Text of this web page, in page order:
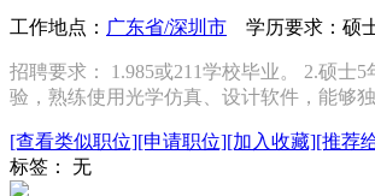
工作地点： 广东省/深圳市 学历要求：硕
招聘要求： 1.985或211学校毕业。 2.硕
验，熟练使用光学仿真、设计软件，能够
[查看类似职位][申请职位][加入收藏][推荐
标签： 无